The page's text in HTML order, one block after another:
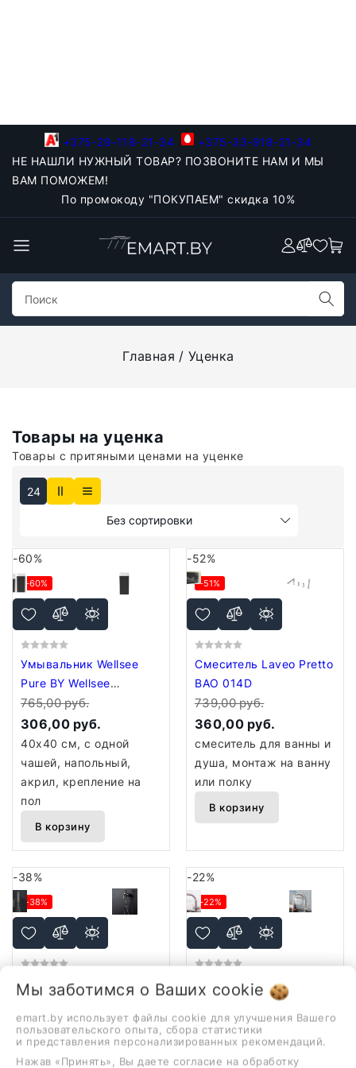
+375-29-118-21-34
+375-33-918-21-34
НЕ НАШЛИ НУЖНЫЙ ТОВАР? ПОЗВОНИТЕ НАМ И МЫ
ВАМ ПОМОЖЕМ!
По промокоду "ПОКУПАЕМ" скидка 10%
Главная Уценка
Товары на уценка
Товары с притяными ценами на уценке
24
Без сортировки
-60%
-60%
Умывальник Wellsee
Pure BY Wellsee
230713000
(отдельностоящий, без
отверстия под
смеситель, матовый
черный/глянцевый
белый)
765,00 руб.
306,00 руб.
40x40 см, с одной
чашей, напольный,
акрил, крепление на
пол
В корзину
-52%
-51%
Смеситель Laveo Pretto
BAO 014D
739,00 руб.
360,00 руб.
смеситель для ванны и
душа, монтаж на ванну
или полку
В корзину
-38%
-38%
Гигиенический душ
287,00 руб.
179,00 руб.
гигиенический душ,
-22%
-22%
Смеситель Gappo
319,00 руб.
250,00 руб.
однорычажный
Мы заботимся о Ваших cookie
emart.by использует файлы cookie для улучшения Вашего
пользовательского опыта, сбора статистики
и представления персонализированных рекомендаций.
Нажав «Принять», Вы даете согласие на обработку